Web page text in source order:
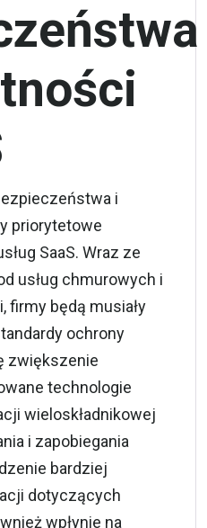
i
priorytetowe
SaaS. Wraz ze
usług chmurowych i
będą musiały
ochrony
zwiększenie
technologie
wieloskładnikowej
i zapobiegania
bardziej
dotyczących
wpłynie na